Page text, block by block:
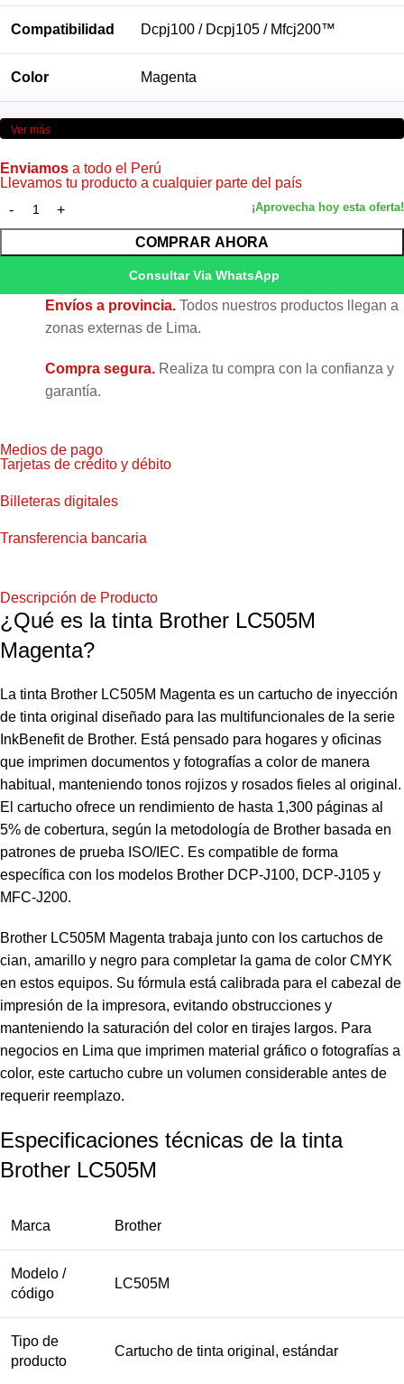
Compatibilidad Dcpj100 / Dcpj105 / Mfcj200™
Color Magenta
Rendimiento
Marca Brother®
Ver más
Enviamos a todo el Perú
Llevamos tu producto a cualquier parte del país
COMPRAR AHORA
Consultar Via WhatsApp
Envíos a provincia. Todos nuestros productos llegan a
zonas externas de Lima.
Compra segura. Realiza tu compra con la confianza y
garantía.
Medios de pago
Tarjetas de crédito y débito
Billeteras digitales
Transferencia bancaria
Descripción de Producto
¿Qué es la tinta Brother LC505M
Magenta?
La tinta Brother LC505M Magenta es un cartucho de inyección
de tinta original diseñado para las multifuncionales de la serie
InkBenefit de Brother. Está pensado para hogares y oficinas
que imprimen documentos y fotografías a color de manera
habitual, manteniendo tonos rojizos y rosados fieles al original.
El cartucho ofrece un rendimiento de hasta 1,300 páginas al
5% de cobertura, según la metodología de Brother basada en
patrones de prueba ISO/IEC. Es compatible de forma
específica con los modelos Brother DCP-J100, DCP-J105 y
MFC-J200.
Brother LC505M Magenta trabaja junto con los cartuchos de
cian, amarillo y negro para completar la gama de color CMYK
en estos equipos. Su fórmula está calibrada para el cabezal de
impresión de la impresora, evitando obstrucciones y
manteniendo la saturación del color en tirajes largos. Para
negocios en Lima que imprimen material gráfico o fotografías a
color, este cartucho cubre un volumen considerable antes de
requerir reemplazo.
Especificaciones técnicas de la tinta
Brother LC505M
Marca Brother
Modelo /
código
LC505M
Tipo de
producto
Cartucho de tinta original, estándar